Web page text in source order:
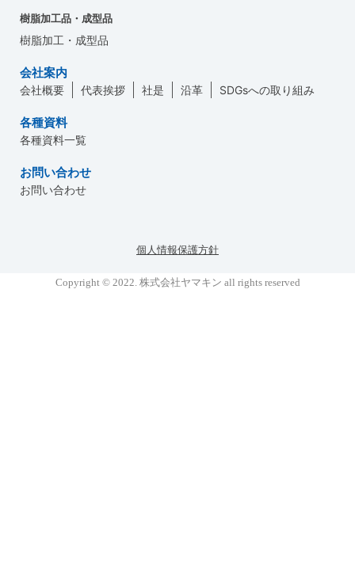
樹脂加工品・成型品
樹脂加工・成型品
会社案内
会社概要 代表挨拶 社是 沿革 SDGsへの取り組み
各種資料
各種資料一覧
お問い合わせ
お問い合わせ
個人情報保護方針
Copyright © 2022. 株式会社ヤマキン all rights reserved